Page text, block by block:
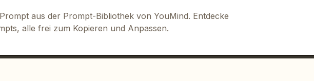
aus der Prompt-Bibliothek von YouMind. Entdecke
alle frei zum Kopieren und Anpassen.